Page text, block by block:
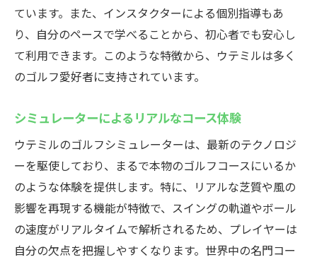
ています。また、インスタクターによる個別指導もあ
り、自分のペースで学べることから、初心者でも安心し
て利用できます。このような特徴から、ウテミルは多く
のゴルフ愛好者に支持されています。
シミュレーターによるリアルなコース体験
ウテミルのゴルフシミュレーターは、最新のテクノロジ
ーを駆使しており、まるで本物のゴルフコースにいるか
のような体験を提供します。特に、リアルな芝質や風の
影響を再現する機能が特徴で、スイングの軌道やボール
の速度がリアルタイムで解析されるため、プレイヤーは
自分の欠点を把握しやすくなります。世界中の名門コー